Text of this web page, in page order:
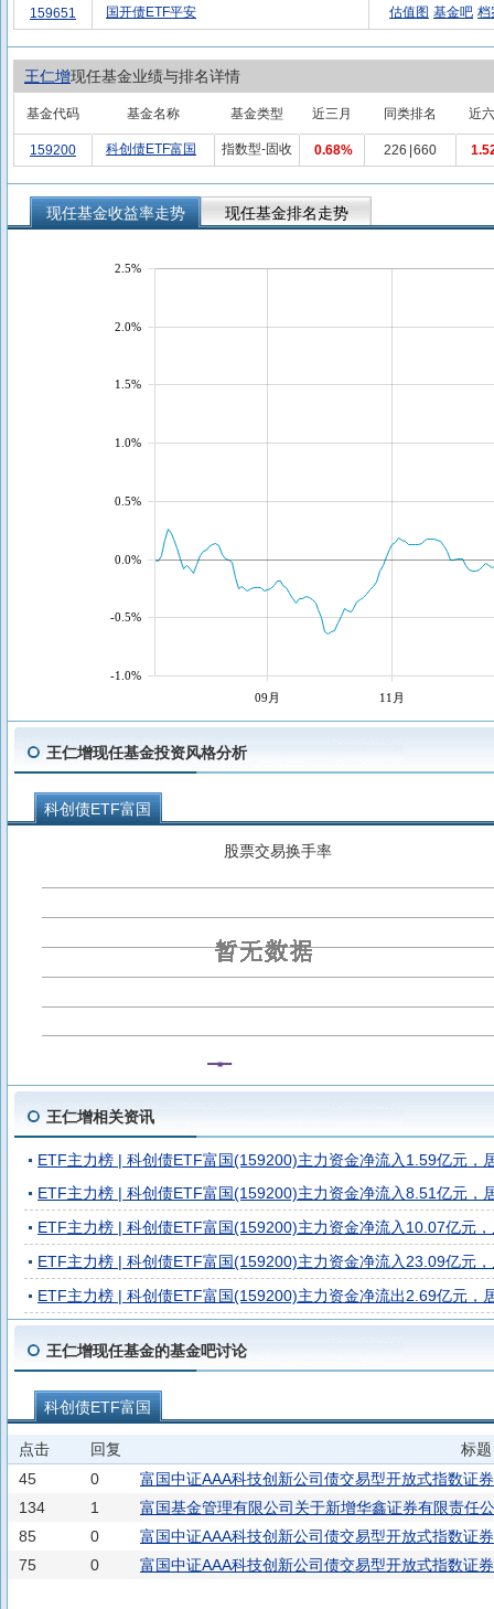
159651 国开债ETF平安 估值图 基金吧 档
王仁增现任基金业绩与排名详情
基金代码 基金名称 基金类型 近三月 同类排名 近
159200 科创债ETF富国 指数型-固收 0.68% 226 660
现任基金收益率走势 现任基金排名走势
09月 11月
-1.0%
-0.5%
0.0%
0.5%
1.0%
1.5%
2.0%
2.5%
王仁增现任基金投资风格分析
科创债ETF富国
股票交易换手率
王仁增相关资讯
ETF主力榜 | 科创债ETF富国(159200)主力资金净流入1.59亿元，
ETF主力榜 | 科创债ETF富国(159200)主力资金净流入8.51亿元，
ETF主力榜 | 科创债ETF富国(159200)主力资金净流入10.07亿元
ETF主力榜 | 科创债ETF富国(159200)主力资金净流入23.09亿元
ETF主力榜 | 科创债ETF富国(159200)主力资金净流出2.69亿元，
王仁增现任基金的基金吧讨论
科创债ETF富国
点击 回复
标题
45
0
富国中证AAA科技创新公司债交易型开放式指数证
134
1
富国基金管理有限公司关于新增华鑫证券有限责任
85
0
富国中证AAA科技创新公司债交易型开放式指数证
75
0 富国中证AAA科技创新公司债交易型开放式指数证